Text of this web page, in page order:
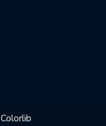
Colorlib